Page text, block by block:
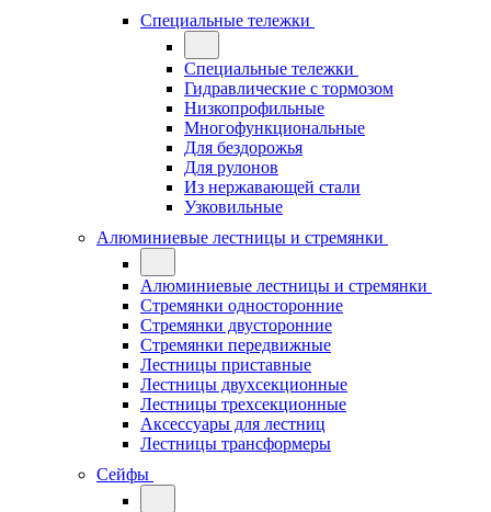
Специальные тележки
Специальные тележки
Гидравлические с тормозом
Низкопрофильные
Многофункциональные
Для бездорожья
Для рулонов
Из нержавающей стали
Узковильные
Алюминиевые лестницы и стремянки
Алюминиевые лестницы и стремянки
Стремянки односторонние
Стремянки двусторонние
Стремянки передвижные
Лестницы приставные
Лестницы двухсекционные
Лестницы трехсекционные
Аксессуары для лестниц
Лестницы трансформеры
Сейфы